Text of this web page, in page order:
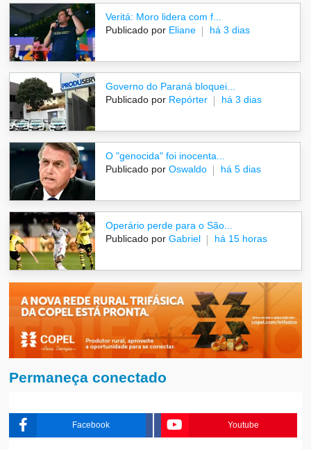
Veritá: Moro lidera com f...
Publicado por Eliane há 3 dias
Governo do Paraná bloquei...
Publicado por Repórter há 3 dias
O "genocida" foi inocenta...
Publicado por Oswaldo há 5 dias
Operário perde para o São...
Publicado por Gabriel há 15 horas
Permaneça conectado
Facebook Youtube